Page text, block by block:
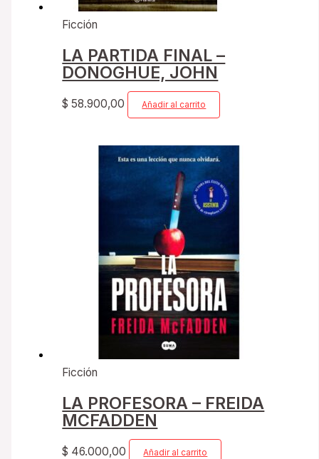
Ficción
LA PARTIDA FINAL –
DONOGHUE, JOHN
$ 58.900,00 Añadir al carrito
Ficción
LA PROFESORA – FREIDA
MCFADDEN
$ 46.000,00 Añadir al carrito